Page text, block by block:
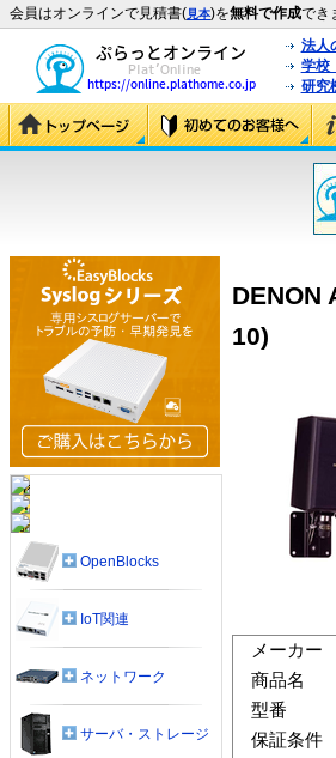
会員はオンラインで見積書(見本)を無料で作成でき
法人
学校
研究
DENON
10)
メーカー
商品名
型番
保証条件
OpenBlocks
IoT関連
ネットワーク
サーバ・ストレージ